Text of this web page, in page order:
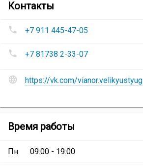
Контакты
центр
Номера
телефонов
центр
+7 911 445-47-05
+7 81738 2-33-07
Сайт
и
сети
центр
https://vk.com/vianor.velikyustyug
Время работы
«Vianor»
Пн 09:00 - 19:00